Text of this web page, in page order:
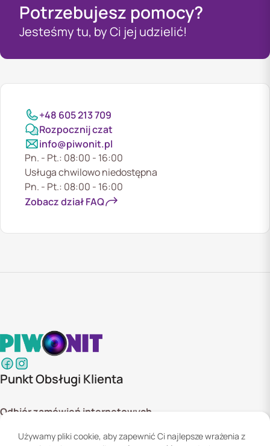
Potrzebujesz pomocy?
Jesteśmy tu, by Ci jej udzielić!
+48 605 213 709
Rozpocznij czat
info@piwonit.pl
Pn. - Pt.: 08:00 - 16:00
Usługa chwilowo niedostępna
Pn. - Pt.: 08:00 - 16:00
Zobacz dział FAQ
Punkt Obsługi Klienta
Odbiór zamówień internetowych
02-285 Warszawa
Używamy pliki cookie, aby zapewnić Ci najlepsze wrażenia z